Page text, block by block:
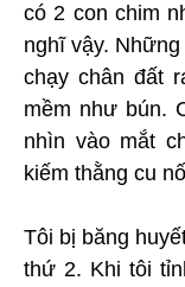
có 2 con chim
nghĩ vậy.
chạy chân đất
mềm như bún.
nhìn vào mắt
kiếm thằng cu
Tôi bị băng
thứ 2. Khi tôi